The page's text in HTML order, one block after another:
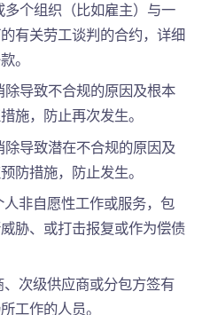
个组织（比如雇主）与一
有关劳工谈判的合约，详细
。
导致不合规的原因及根本
施，防止再次发生。
导致潜在不合规的原因及
防措施，防止发生。
人非自愿性工作或服务，包
胁、或打击报复或作为偿债
次级供应商或分包方签有
工作的人员。